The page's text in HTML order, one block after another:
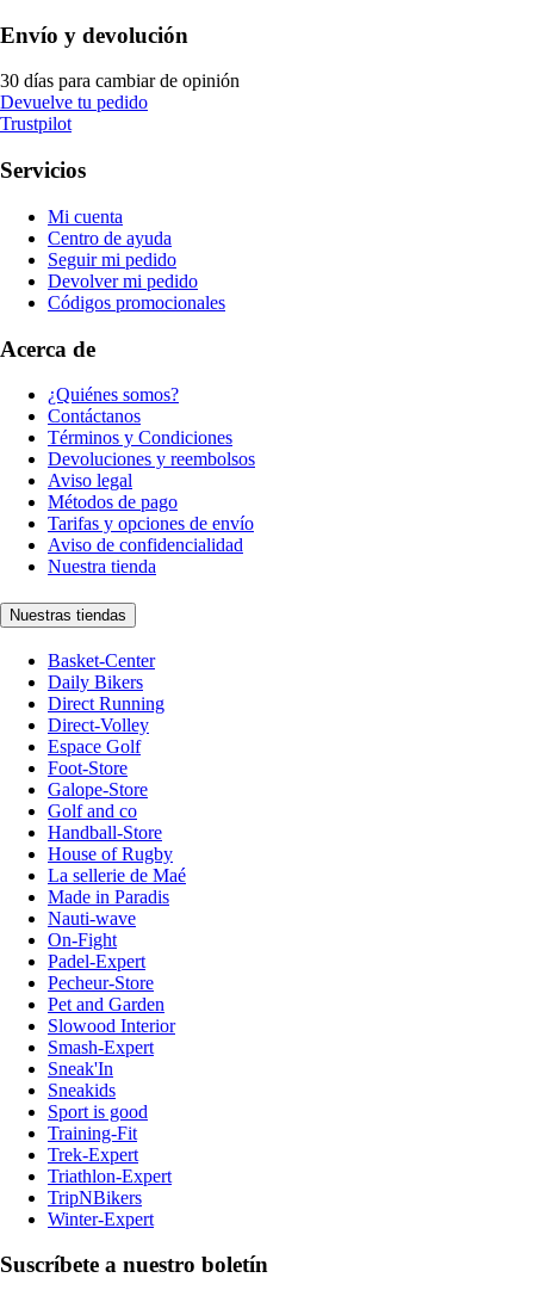
Envío y devolución
30 días para cambiar de opinión
Devuelve tu pedido
Trustpilot
Servicios
Mi cuenta
Centro de ayuda
Seguir mi pedido
Devolver mi pedido
Códigos promocionales
Acerca de
¿Quiénes somos?
Contáctanos
Términos y Condiciones
Devoluciones y reembolsos
Aviso legal
Métodos de pago
Tarifas y opciones de envío
Aviso de confidencialidad
Nuestra tienda
Nuestras tiendas
Basket-Center
Daily Bikers
Direct Running
Direct-Volley
Espace Golf
Foot-Store
Galope-Store
Golf and co
Handball-Store
House of Rugby
La sellerie de Maé
Made in Paradis
Nauti-wave
On-Fight
Padel-Expert
Pecheur-Store
Pet and Garden
Slowood Interior
Smash-Expert
Sneak'In
Sneakids
Sport is good
Training-Fit
Trek-Expert
Triathlon-Expert
TripNBikers
Winter-Expert
Suscríbete a nuestro boletín